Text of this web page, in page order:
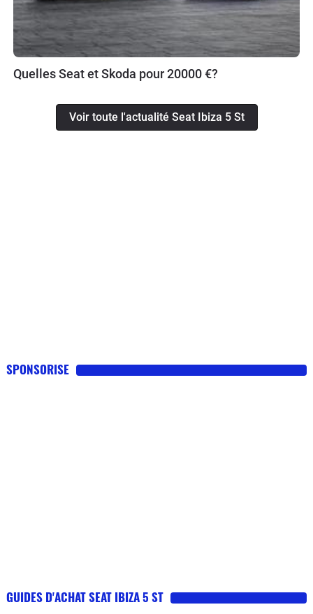
Quelles Seat et Skoda pour 20000 €?
Voir toute l'actualité Seat Ibiza 5 St
SPONSORISE
GUIDES D'ACHAT SEAT IBIZA 5 ST